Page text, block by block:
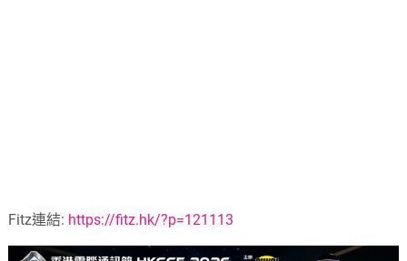
Fitz連結: https://fitz.hk/?p=121113